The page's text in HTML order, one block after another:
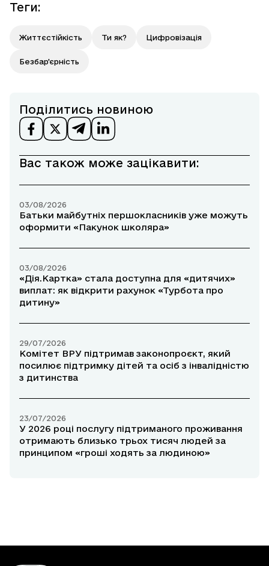
Теги:
Життєстійкість Ти як? Цифровізація
Безбар'єрність
Поділитись новиною
Вас також може зацікавити:
03/08/2026
Батьки майбутніх першокласників уже можуть
оформити «Пакунок школяра»
03/08/2026
«Дія.Картка» стала доступна для «дитячих»
виплат: як відкрити рахунок «Турбота про
дитину»
29/07/2026
Комітет ВРУ підтримав законопроєкт, який
посилює підтримку дітей та осіб з інвалідністю
з дитинства
23/07/2026
У 2026 році послугу підтриманого проживання
отримають близько трьох тисяч людей за
принципом «гроші ходять за людиною»